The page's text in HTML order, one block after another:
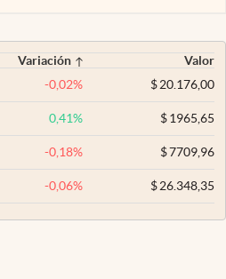
Variación
Valor
-0,02% $20.176,00
0,41% $1965,65
-0,18% $7709,96
-0,06% $26.348,35